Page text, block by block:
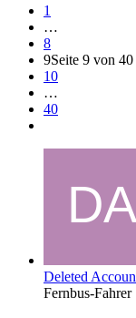
1
…
8
9Seite 9 von 40
10
…
40
Deleted
Fernbus-Fahrer